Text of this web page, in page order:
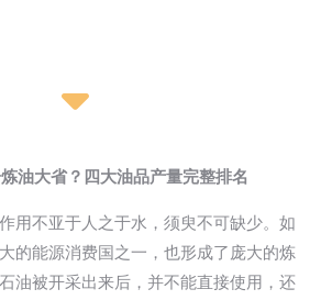
油大省？四大油品产量完整排名
用不亚于人之于水，须臾不可缺少。如
的能源消费国之一，也形成了庞大的炼
油被开采出来后，并不能直接使用，还